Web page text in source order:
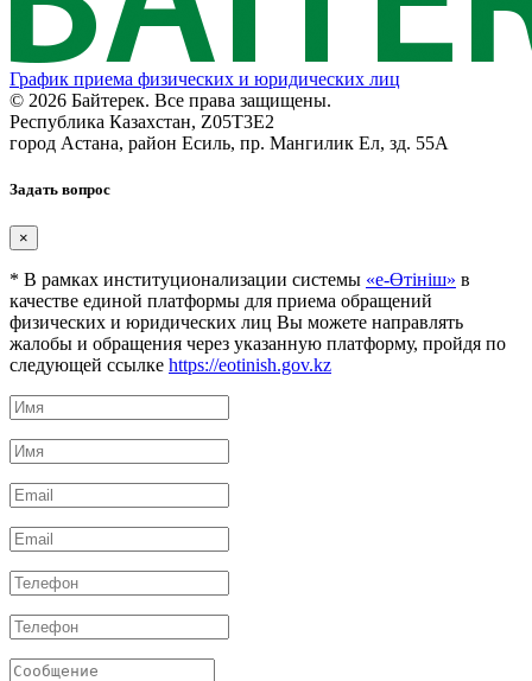
График приема физических и юридических лиц
© 2026 Байтерек. Все права защищены.
Республика Казахстан, Z05T3E2
город Астана, район Есиль, пр. Мангилик Ел, зд. 55А
Задать вопрос
×
* В рамках институционализации системы «е-Өтініш» в
качестве единой платформы для приема обращений
физических и юридических лиц Вы можете направлять
жалобы и обращения через указанную платформу, пройдя по
следующей ссылке https://eotinish.gov.kz